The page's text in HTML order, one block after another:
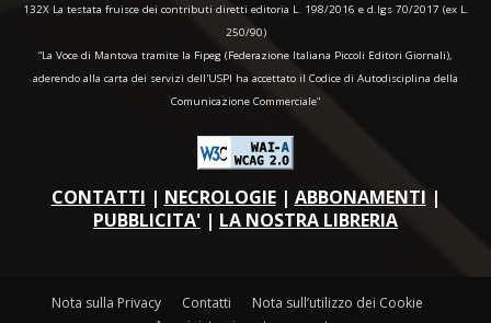
132X La testata fruisce dei contributi diretti editoria L. 198/2016 e d.lgs 70/2017 (ex L.
250/90)
“La Voce di Mantova tramite la Fipeg (Federazione Italiana Piccoli Editori Giornali),
aderendo alla carta dei servizi dell'USPI ha accettato il Codice di Autodisciplina della
Comunicazione Commerciale"
CONTATTI | NECROLOGIE| ABBONAMENTI |
PUBBLICITA' | LA NOSTRA LIBRERIA
Nota sulla Privacy Contatti
Nota sull’utilizzo dei Cookie